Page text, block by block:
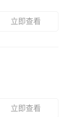
立即查看
立即查看